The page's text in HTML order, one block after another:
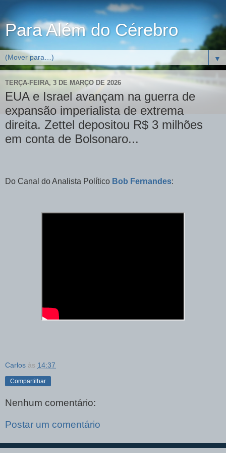
Para Além do Cérebro
▼
TERÇA-FEIRA, 3 DE MARÇO DE 2026
EUA e Israel avançam na guerra de
expansão imperialista de extrema
direita. Zettel depositou R$ 3 milhões
em conta de Bolsonaro...
Do Canal do Analista Político Bob Fernandes:
Carlos às 14:37
Compartilhar
Nenhum comentário:
Postar um comentário